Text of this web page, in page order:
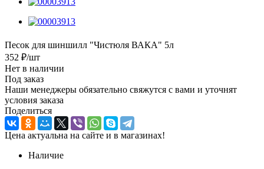
Песок для шиншилл "Чистюля ВАКА" 5л
352 ₽/шт
Нет в наличии
Под заказ
Наши менеджеры обязательно свяжутся с вами и уточнят
условия заказа
Поделиться
Цена актуальна на сайте и в магазинах!
Наличие